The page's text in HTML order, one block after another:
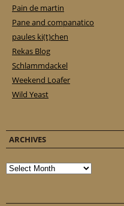
Pain de martin
Pane and companatico
paules ki(t)chen
Rekas Blog
Schlammdackel
Weekend Loafer
Wild Yeast
ARCHIVES
Archives